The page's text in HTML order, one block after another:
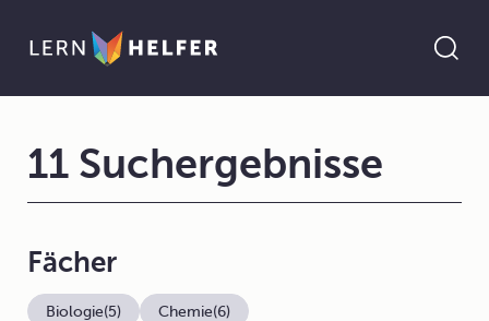
11 Suchergebnisse
Fächer
Biologie(5) Chemie(6)